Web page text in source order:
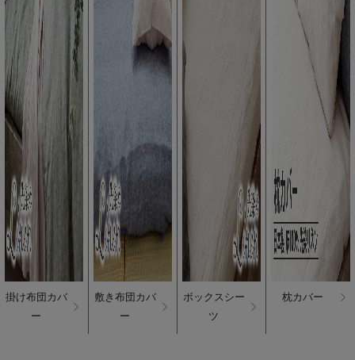
掛け布団カバ
ー
敷き布団カバ
ー
ボックスシー
ツ
枕カバー